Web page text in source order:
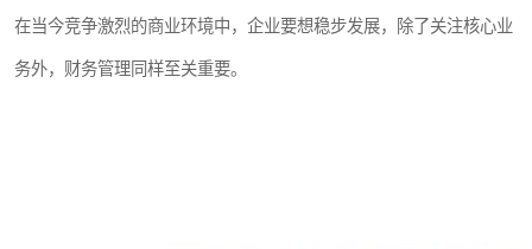
在当今竞争激烈的商业环境中，企业要想稳步发展，除了关注核心业
务外，财务管理同样至关重要。